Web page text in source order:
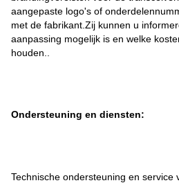
aangepaste logo's of
met de fabrikant.Zij kunnen u
aanpassing mogelijk is en welke
houden..
Ondersteuning en diensten:
Technische ondersteuning en service